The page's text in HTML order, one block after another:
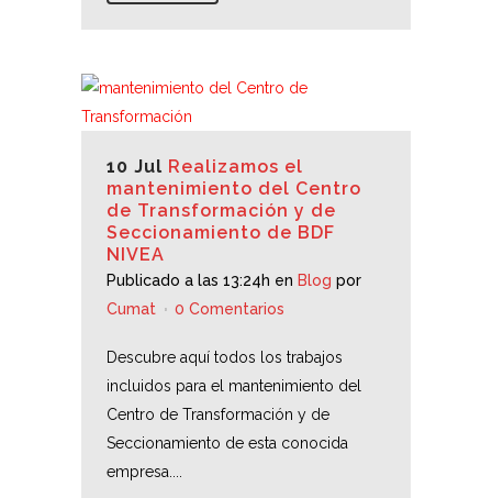
10 Jul Realizamos el
mantenimiento del Centro
de Transformación y de
Seccionamiento de BDF
NIVEA
Publicado a las 13:24h en Blog por
Cumat
0 Comentarios
Descubre aquí todos los trabajos
incluidos para el mantenimiento del
Centro de Transformación y de
Seccionamiento de esta conocida
empresa....